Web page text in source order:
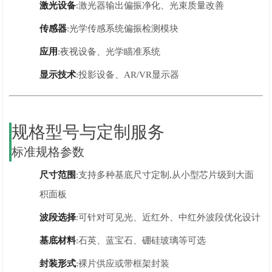
激光设备:激光器输出偏振净化、光束质量改善
传感器:光学传感系统偏振检测模块
应用:夜视设备、光学瞄准系统
显示技术:投影设备、AR/VR显示器
规格型号与定制服务
标准规格参数
尺寸范围 :支持多种基底尺寸定制,从小型芯片级到大面
积面板
波段选择:可针对可见光、近红外、中红外波段优化设计
基底材料:石英、蓝宝石、硼硅玻璃等可选
封装形式:裸片供应或带框架封装